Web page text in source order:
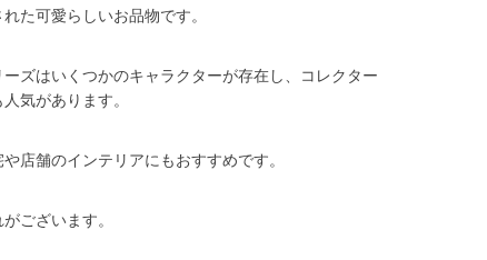
た可愛らしいお品物です。
ーズはいくつかのキャラクターが存在し、コレクター
気があります。
店舗のインテリアにもおすすめです。
ございます。